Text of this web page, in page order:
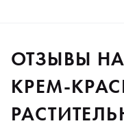
ОТЗЫВЫ НА
КРЕМ-